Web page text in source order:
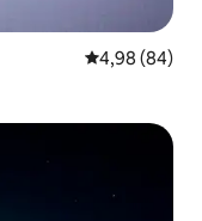
Átlagos
4,98 (84)